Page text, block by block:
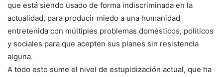
que está siendo usado de forma indiscriminada en la
actualidad, para producir miedo a una humanidad
entretenida con múltiples problemas domésticos, políticos
y sociales para que acepten sus planes sin resistencia
alguna.
A todo esto sume el nivel de estupidización actual, que ha